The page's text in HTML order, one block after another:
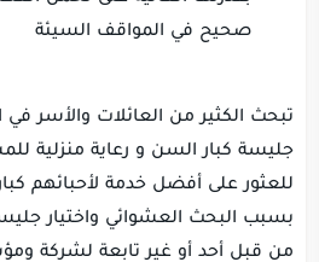
صحيح في المواقف السيئة
تبحث الكثير من العائلات والأسر
جليسة كبار السن و رعاية منزلية
للعثور على أفضل خدمة لأحبائهم
بسبب البحث العشوائي واختيار
من قبل أحد أو غير تابعة لشركة